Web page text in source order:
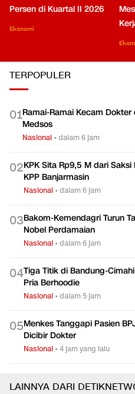
Persen di Kuartal II 2026
Ekonomi
TERPOPULER
01Ramai-Ramai Kecam
Medsos
Nasional •dalam 6 jam
02KPK Sita Rp9,5 M dari
KPP Banjarmasin
Nasional •dalam 6 jam
03Bakom-Kemendagri Turun
Nobel Perdamaian
Nasional •dalam 6 jam
04Tiga Titik di Bandung-
Pria Berhoodie
Nasional •dalam 5 jam
05Menkes Tanggapi Pasien
Dicibir Dokter
Nasional •4 jam yang lalu
LAINNYA DARI